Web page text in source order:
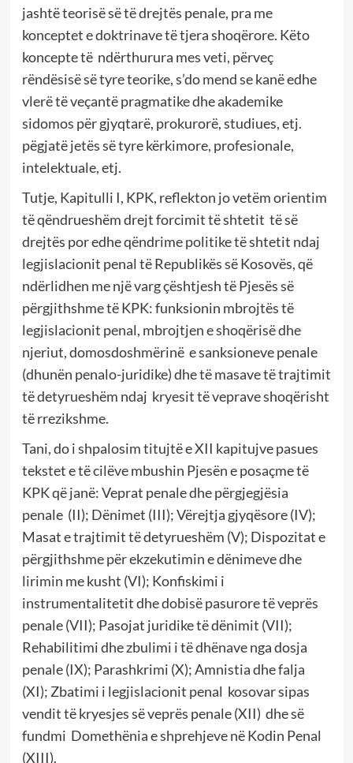
jashtë teorisë së të drejtës penale, pra me
konceptet e doktrinave të tjera shoqërore. Këto
koncepte të ndërthurura mes veti, përveç
rëndësisë së tyre teorike, s’do mend se kanë edhe
vlerë të veçantë pragmatike dhe akademike
sidomos për gjyqtarë, prokurorë, studiues, etj.
pëgjatë jetës së tyre kërkimore, profesionale,
intelektuale, etj.
Tutje, Kapitulli I, KPK, reflekton jo vetëm orientim
të qëndrueshëm drejt forcimit të shtetit të së
drejtës por edhe qëndrime politike të shtetit ndaj
legjislacionit penal të Republikës së Kosovës, që
ndërlidhen me një varg çështjesh të Pjesës së
përgjithshme të KPK: funksionin mbrojtës të
legjislacionit penal, mbrojtjen e shoqërisë dhe
njeriut, domosdoshmërinë e sanksioneve penale
(dhunën penalo-juridike) dhe të masave të trajtimit
të detyrueshëm ndaj kryesit të veprave shoqërisht
të rrezikshme.
Tani, do i shpalosim titujtë e XII kapitujve pasues
tekstet e të cilëve mbushin Pjesën e posaçme të
KPK që janë: Veprat penale dhe përgjegjësia
penale (II); Dënimet (III); Vërejtja gjyqësore (IV);
Masat e trajtimit të detyrueshëm (V); Dispozitat e
përgjithshme për ekzekutimin e dënimeve dhe
lirimin me kusht (VI); Konfiskimi i
instrumentalitetit dhe dobisë pasurore të veprës
penale (VII); Pasojat juridike të dënimit (VII);
Rehabilitimi dhe zbulimi i të dhënave nga dosja
penale (IX); Parashkrimi (X); Amnistia dhe falja
(XI); Zbatimi i legjislacionit penal kosovar sipas
vendit të kryesjes së veprës penale (XII) dhe së
fundmi Domethënia e shprehjeve në Kodin Penal
(XIII).